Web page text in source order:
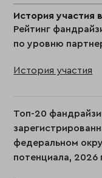
История участия
Рейтинг
по уровню
История участия
Топ-20
федеральном
потенциала, 2026